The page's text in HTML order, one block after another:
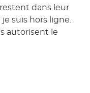
dans leur
suis hors ligne.
autorisent le